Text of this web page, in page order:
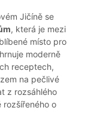
Jičíně se
, která je mezi
místo pro
moderně
receptech,
na pečlivé
z rozsáhlého
o